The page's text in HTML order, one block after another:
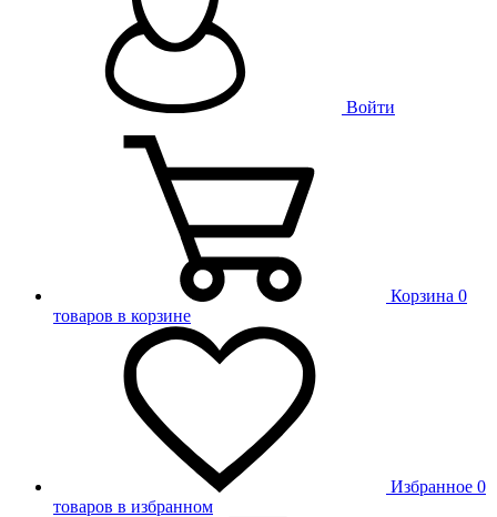
Войти
Корзина 0
товаров в корзине
Избранное 0
товаров в избранном